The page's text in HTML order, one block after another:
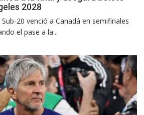
2028
20 venció a Canadá en semifinales
el pase a la...